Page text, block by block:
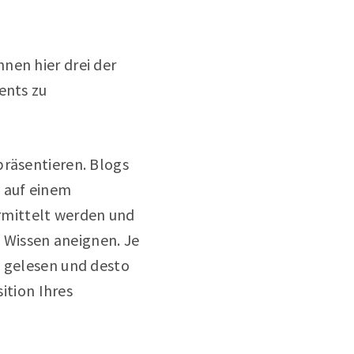
hier drei der
zu
Blogs
einem
werden und
aneignen. Je
und desto
Ihres